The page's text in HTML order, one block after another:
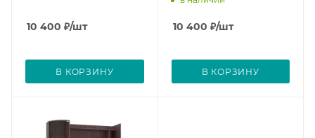
10 400 ₽/шт
В КОРЗИНУ
10 400 ₽/шт
В КОРЗИНУ